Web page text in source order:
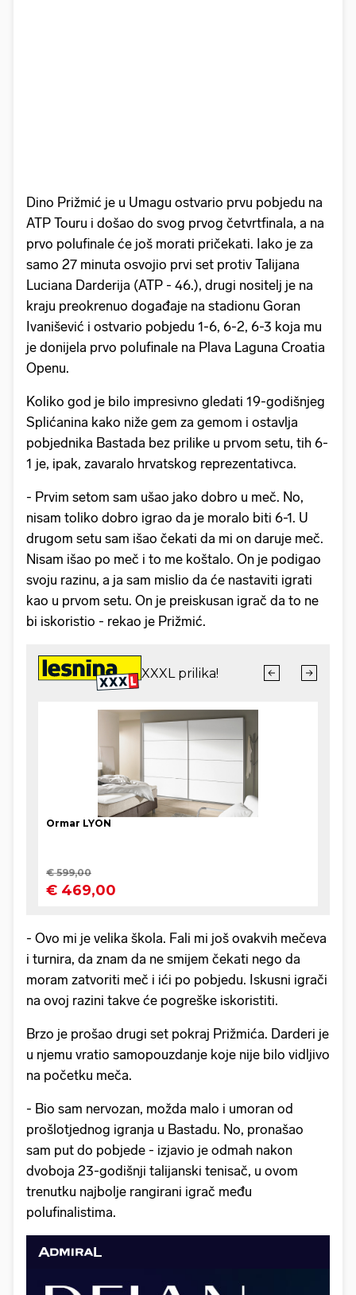
Dino Prižmić je u Umagu ostvario prvu pobjedu na
ATP Touru i došao do svog prvog četvrtfinala, a na
prvo polufinale će još morati pričekati. Iako je za
samo 27 minuta osvojio prvi set protiv Talijana
Luciana Darderija (ATP - 46.), drugi nositelj je na
kraju preokrenuo događaje na stadionu Goran
Ivanišević i ostvario pobjedu 1-6, 6-2, 6-3 koja mu
je donijela prvo polufinale na Plava Laguna Croatia
Openu.
Koliko god je bilo impresivno gledati 19-godišnjeg
Splićanina kako niže gem za gemom i ostavlja
pobjednika Bastada bez prilike u prvom setu, tih 6-
1 je, ipak, zavaralo hrvatskog reprezentativca.
- Prvim setom sam ušao jako dobro u meč. No,
nisam toliko dobro igrao da je moralo biti 6-1. U
drugom setu sam išao čekati da mi on daruje meč.
Nisam išao po meč i to me koštalo. On je podigao
svoju razinu, a ja sam mislio da će nastaviti igrati
kao u prvom setu. On je preiskusan igrač da to ne
bi iskoristio - rekao je Prižmić.
- Ovo mi je velika škola. Fali mi još ovakvih mečeva
i turnira, da znam da ne smijem čekati nego da
moram zatvoriti meč i ići po pobjedu. Iskusni igrači
na ovoj razini takve će pogreške iskoristiti.
Brzo je prošao drugi set pokraj Prižmića. Darderi je
u njemu vratio samopouzdanje koje nije bilo vidljivo
na početku meča.
- Bio sam nervozan, možda malo i umoran od
prošlotjednog igranja u Bastadu. No, pronašao
sam put do pobjede - izjavio je odmah nakon
dvoboja 23-godišnji talijanski tenisač, u ovom
trenutku najbolje rangirani igrač među
polufinalistima.